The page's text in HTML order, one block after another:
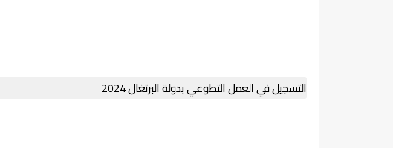
التسجيل في العمل التطوعي بدولة البرتغال 2024